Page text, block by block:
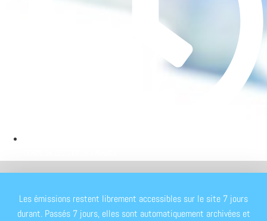
Les émissions restent librement accessibles sur le site 7 jours
durant. Passés 7 jours, elles sont automatiquement archivées et